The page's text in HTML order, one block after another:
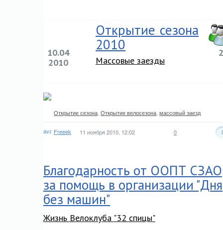
10.04
2010
Открытие сезона
2010
Массовые заезды
2
Открытие сезона Открытие велосезона массовый заезд
Freeek 11 ноября 2010, 12:02 0
Благодарность от ООПТ СЗАО
за помощь в организации "Дня
без машин"
Жизнь Велоклуба "32 спицы"